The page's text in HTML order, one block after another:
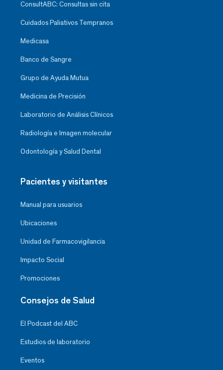
ConsultABC: Consultas sin cita
Cuidados Paliativos Tempranos
Medicasa
Banco de Sangre
Grupo de Ayuda Mutua
Medicina de Precisión
Laboratorio de Análisis Clínicos
Radiología e Imagen molecular
Odontología y Salud Dental
Pacientes y visitantes
Manual para usuarios
Ubicaciones
Unidad de Farmacovigilancia
Impacto Social
Promociones
Consejos de Salud
El Podcast del ABC
Estudios de laboratorio
Eventos